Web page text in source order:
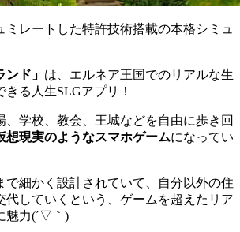
ミレートした特許技術搭載の本格シミュ
ンド」 は、エルネア王国でのリアルな生
る人生SLGアプリ！
、学校、教会、王城などを自由に歩き回
想現実のようなスマホゲームになってい
で細かく設計されていて、自分以外の住
代していくという、ゲームを超えたリア
魅力(´▽｀)